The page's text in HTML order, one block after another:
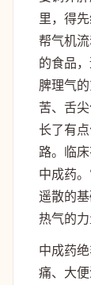
里，得
帮气机
的食品
脾理气
苦、舌
长了有
路。临
中成药
遥散的
热气的
中成药
痛、大